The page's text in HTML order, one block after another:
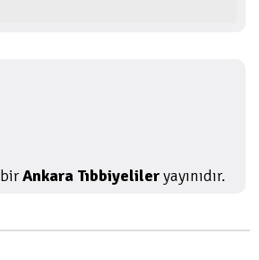
birAnkara Tıbbiyelileryayınıdır.